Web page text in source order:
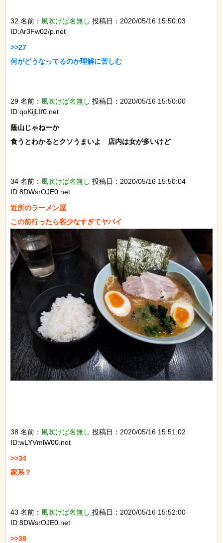
32 名前： 風吹けば名無し 投稿日：2020/05/16 15:50:03
ID:Ar3Fw02/p.net
>>27
何がどうなってるのか理解に苦しむ
29 名前： 風吹けば名無し 投稿日：2020/05/16 15:50:00
ID:qoKijLIf0.net
蔭山じゃねーか
食うとわかるとクソうまいよ　店内は女が多いけど
34 名前： 風吹けば名無し 投稿日：2020/05/16 15:50:04
ID:8DWsrOJE0.net
近所のラーメン屋
38 名前： 風吹けば名無し 投稿日：2020/05/16 15:51:02
ID:wLYVmlW00.net
>>34
家系？
43 名前： 風吹けば名無し 投稿日：2020/05/16 15:52:00
ID:8DWsrOJE0.net
>>38